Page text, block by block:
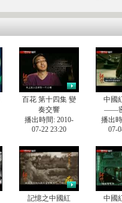
百花 第十四集 變
奏交響
播出時間: 2010-
07-22 23:20
中國
——
播出
07-
記憶之中國紅
中國